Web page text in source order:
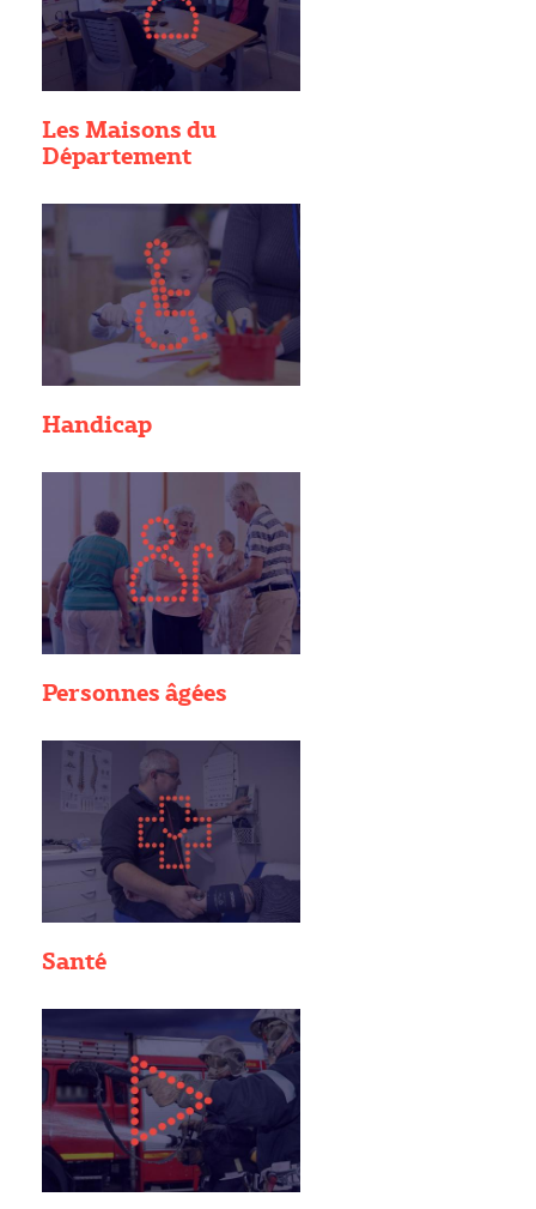
Les Maisons du
Département
Handicap
Personnes âgées
Santé